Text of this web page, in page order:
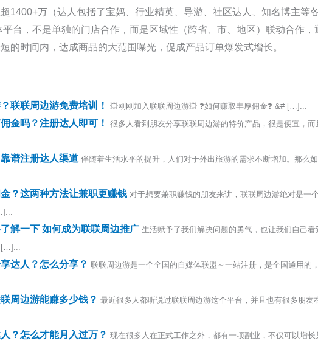
1400+万（达人包括了宝妈、行业精英、导游、社区达人、知名博主等
台，不是单独的门店合作，而是区域性（跨省、市、地区）联动合作，
的时间内，达成商品的大范围曝光，促成产品订单爆发式增长。
联联周边游免费培训！ 💥刚刚加入联联周边游💥 ❓如何赚取丰厚佣金❓ &# […]...
金吗？注册达人即可！
很多人看到朋友分享联联周边游的特价产品，很是便宜，
谱注册达人渠道 伴随着生活水平的提升，人们对于外出旅游的需求不断增加。那么
？这两种方法让兼职更赚钱 对于想要兼职赚钱的朋友来讲，联联周边游绝对是一
解一下 如何成为联联周边推广 生活赋予了我们解决问题的勇气，也让我们自己
[…]...
达人？怎么分享？ 联联周边游是一个全国的自媒体联盟～一站注册，是全国通用的
周边游能赚多少钱？ 最近很多人都听说过联联周边游这个平台，并且也有很多朋
？怎么才能月入过万？ 现在很多人在正式工作之外，都有一项副业，不仅可以增